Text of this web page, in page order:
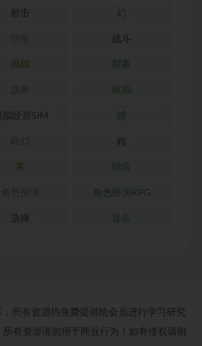
射击 幻
战斗
挑战 探索
模拟
拟经营SIM 球
程
索 经营
角色扮演RPG
选择 音乐
所有资源均免费提供给会员进行学习研究
有资源请勿用于商业行为！如有侵权请附